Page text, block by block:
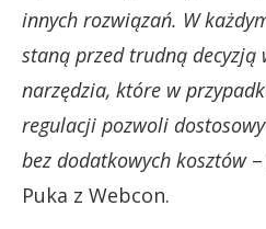
innych rozwiązań. W
staną przed trudną decyzją
narzędzia, które w
regulacji pozwoli
bez dodatkowych kosztów–
Puka z Webcon.